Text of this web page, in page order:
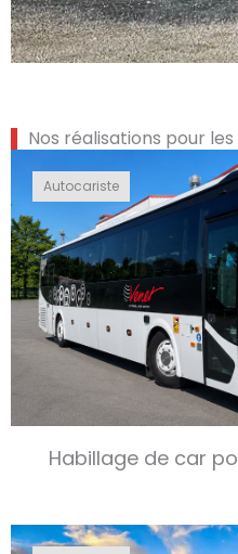
Nos réalisations pour
Autocariste
Habillage de car